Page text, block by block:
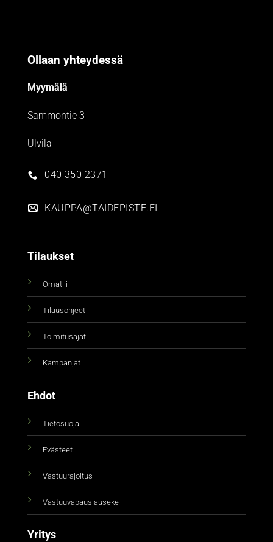
Ollaan yhteydessä
Myymälä
Sammontie 3
Ulvila
040 350 2371
KAUPPA@TAIDEPISTE.FI
Tilaukset
Omatili
Tilausohjeet
Toimitusajat
Kampanjat
Ehdot
Tietosuoja
Evästeet
Vastuurajoitus
Vastuuvapauslauseke
Yritys